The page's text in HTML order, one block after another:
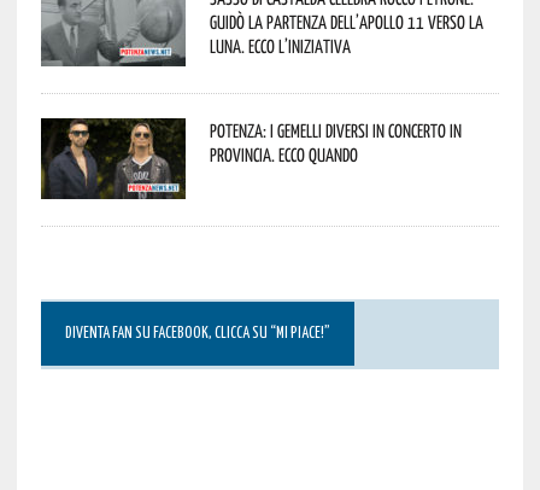
guidò la partenza dell’Apollo 11 verso la
Luna. Ecco l’iniziativa
Potenza: i Gemelli DiVersi in concerto in
provincia. Ecco quando
DIVENTA FAN SU FACEBOOK, CLICCA SU “MI PIACE!”